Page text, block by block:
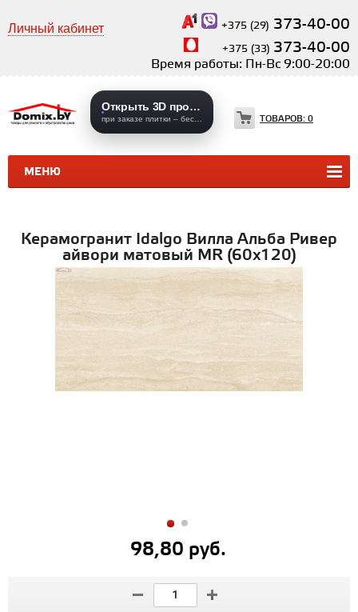
Личный кабинет +375 (29) 373-40-00
+375 (33) 373-40-00
Время работы: Пн-Вс 9:00-20:00
МЕНЮ
Открыть 3D проекты
ТОВАРОВ: 0
КЕРАМИЧЕСКАЯ ПЛИТКА
Керамогранит Idalgo Вилла Альба Ривер
айвори матовый MR (60х120)
98,80 руб.